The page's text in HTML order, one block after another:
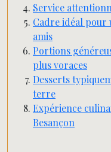
Service
Cadre idéal pour
amis
Portions
plus voraces
Desserts
terre
Expérience
Besançon